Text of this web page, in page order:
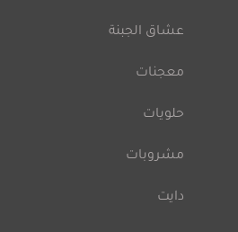
عشاق الجبنة
معجنات
حلويات
مشروبات
دايت